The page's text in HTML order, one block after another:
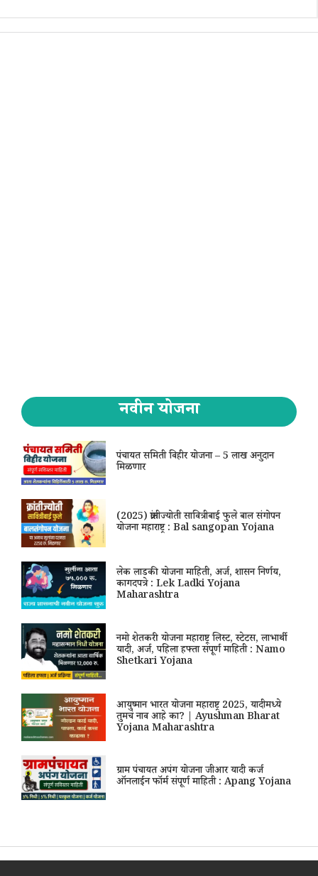
नवीन योजना
पंचायत समिती विहीर योजना – 5 लाख अनुदान
मिळणार
(2025) क्रांतीज्योती सावित्रीबाई फुले बाल संगोपन
योजना महाराष्ट्र : Bal sangopan Yojana
लेक लाडकी योजना माहिती, अर्ज, शासन निर्णय,
कागदपत्रे : Lek Ladki Yojana
Maharashtra
नमो शेतकरी योजना महाराष्ट्र लिस्ट, स्टेटस, लाभार्थी
यादी, अर्ज, पहिला हफ्ता संपूर्ण माहिती : Namo
Shetkari Yojana
आयुष्मान भारत योजना महाराष्ट्र 2025, यादीमध्ये
तुमचं नाव आहे का? | Ayushman Bharat
Yojana Maharashtra
ग्राम पंचायत अपंग योजना जीआर यादी कर्ज
ऑनलाईन फॉर्म संपूर्ण माहिती : Apang Yojana